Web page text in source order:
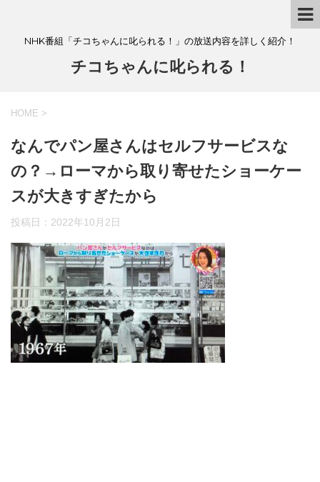
NHK番組「チコちゃんに叱られる！」の放送内容を詳しく紹介！
チコちゃんに叱られる！
HOME >
なんでパン屋さんはセルフサービスな
の？→ローマから取り寄せたショーケー
スが大きすぎたから
投稿日： 2022年10月2日